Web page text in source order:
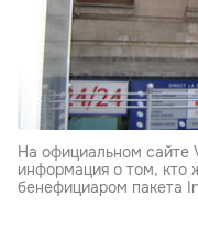
На официальном сайте
информация о том, кто
бенефициаром пакета